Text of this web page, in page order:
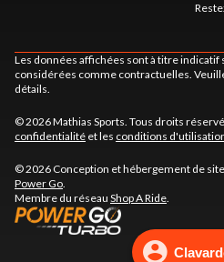
Les données affichées sont à titre
considérées comme contractuelles.
détails.
© 2026 Mathias Sports. Tous droits
confidentialité et les conditions
© 2026 Conception et hébergement de
Power Go.
Membre du réseau Shop A Ride.